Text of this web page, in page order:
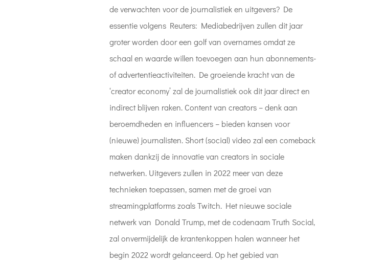
de verwachten voor de journalistiek en uitgevers? De
essentie volgens Reuters: Mediabedrijven zullen dit jaar
groter worden door een golf van overnames omdat ze
schaal en waarde willen toevoegen aan hun abonnements-
of advertentieactiviteiten. De groeiende kracht van de
‘creator economy’ zal de journalistiek ook dit jaar direct en
indirect blijven raken. Content van creators – denk aan
beroemdheden en influencers – bieden kansen voor
(nieuwe) journalisten. Short (social) video zal een comeback
maken dankzij de innovatie van creators in sociale
netwerken. Uitgevers zullen in 2022 meer van deze
technieken toepassen, samen met de groei van
streamingplatforms zoals Twitch. Het nieuwe sociale
netwerk van Donald Trump, met de codenaam Truth Social,
zal onvermijdelijk de krantenkoppen halen wanneer het
begin 2022 wordt gelanceerd. Op het gebied van